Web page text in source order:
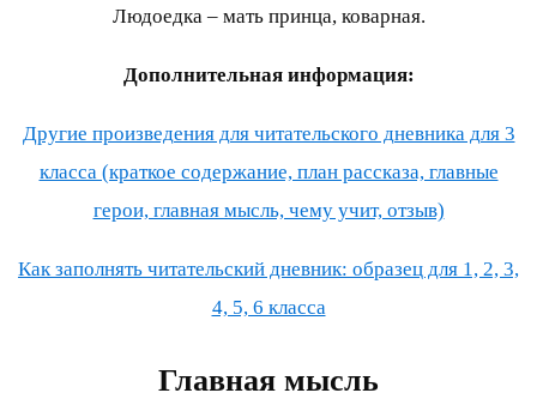
Людоедка – мать принца, коварная.
Дополнительная информация:
Другие произведения для читательского дневника для 3
класса (краткое содержание, план рассказа, главные
герои, главная мысль, чему учит, отзыв)
Как заполнять читательский дневник: образец для 1, 2, 3,
4, 5, 6 класса
Главная мысль